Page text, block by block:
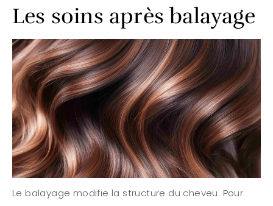
Les soins après balayage
Le balayage modifie la structure du cheveu. Pour